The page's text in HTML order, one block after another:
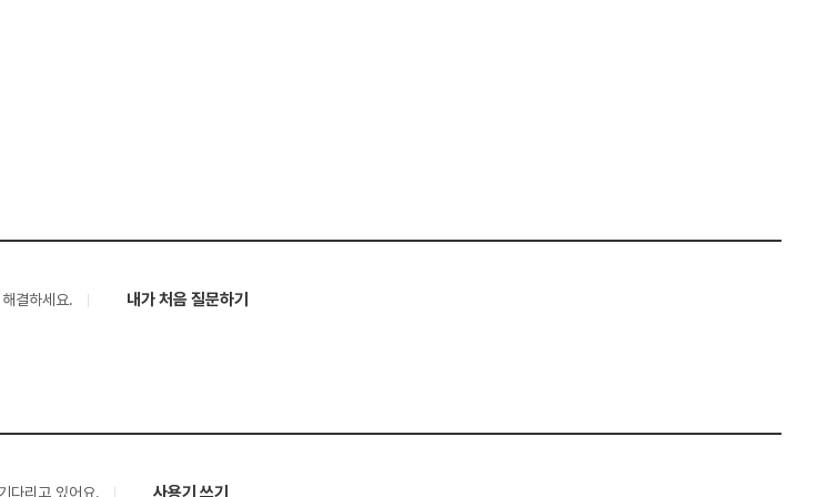
결하세요. 내가 처음 질문하기
다리고 있어요. 사용기 쓰기